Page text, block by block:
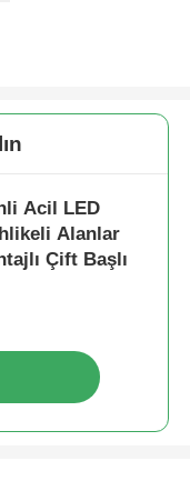
Acil LED
Alanlar
Çift Başlı